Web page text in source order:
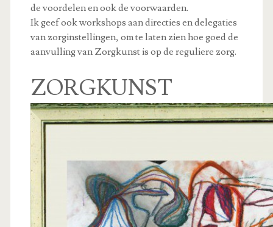
de voordelen en ook de voorwaarden.
Ik geef ook workshops aan directies en delegaties
van zorginstellingen, om te laten zien hoe goed de
aanvulling van Zorgkunst is op de reguliere zorg.
ZORGKUNST